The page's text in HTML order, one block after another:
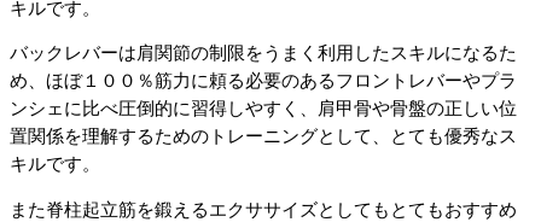
キルです。
バックレバーは肩関節の制限をうまく利用したスキルになるた
め、ほぼ１００％筋力に頼る必要のあるフロントレバーやプラ
ンシェに比べ圧倒的に習得しやすく、肩甲骨や骨盤の正しい位
置関係を理解するためのトレーニングとして、とても優秀なス
キルです。
また脊柱起立筋を鍛えるエクササイズとしてもとてもおすすめ